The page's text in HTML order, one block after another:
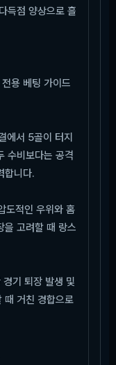
득점 양상으로 흘
용 베팅 가이드
서 5골이 터지
수비보다는 공격
합니다.
도적인 우위와 홈
을 고려할 때 랑스
기 퇴장 발생 및
때 거친 경합으로